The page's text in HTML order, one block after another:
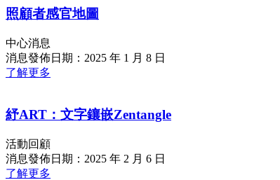
照顧者感官地圖
中心消息
消息發佈日期：2025 年 1 月 8 日
了解更多
紓ART：文字鑲嵌Zentangle
活動回顧
消息發佈日期：2025 年 2 月 6 日
了解更多